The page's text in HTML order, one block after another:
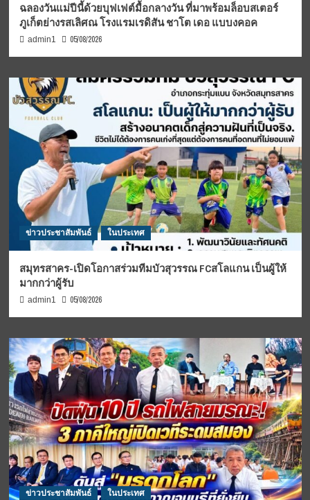
ฉลองวันแม่ปีนี้ด้วยบุฟเฟต์มื้อกลางวัน ที่มาพร้อมล็อบสเตอร์
ภูเก็ตย่างรสเลิศณ โรงแรมเรดิสัน ชาโต เดอ แบบงคอค
admin1 05/08/2026
ข่าวประชาสัมพันธ์ ในประเทศ
สมุทรสาคร-เปิดโอกาสร่วมทีมบัวสุวรรณ FCสโลแกน เป็นผู้ให้
มากกว่าผู้รับ
admin1 05/08/2026
ข่าวประชาสัมพันธ์ ในประเทศ